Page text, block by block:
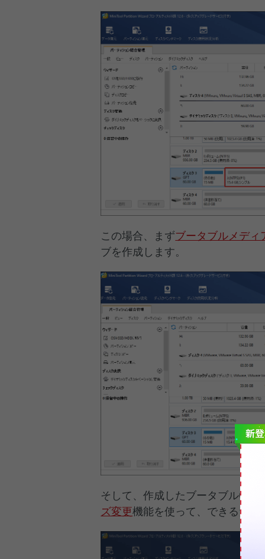
この場合、まずブータブルメディ
ブを作成します。
そして、作成したブータブルCD
ズ変更機能を使って、できるだ